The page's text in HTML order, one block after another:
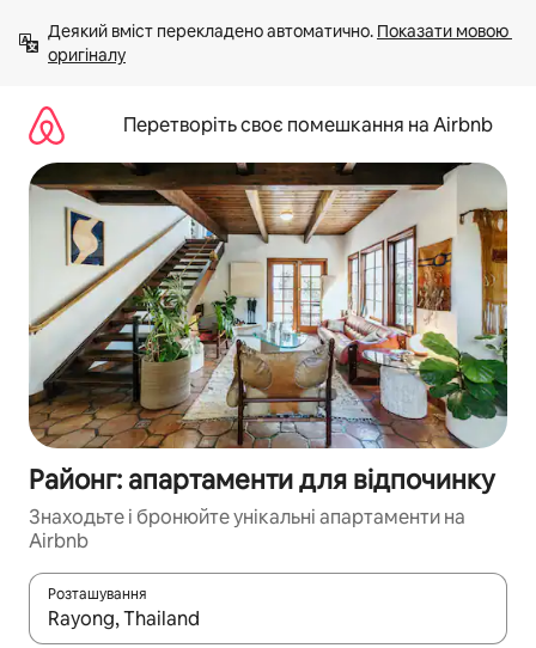
вмісту
Деякий вміст перекладено автоматично. Показати мовою
оригіналу
Перетворіть своє помешкання на Airbnb
Районг: апартаменти для відпочинку
Знаходьте і бронюйте унікальні апартаменти на
Airbnb
Розташування
Отримавши результати пошуку, використовуйте для